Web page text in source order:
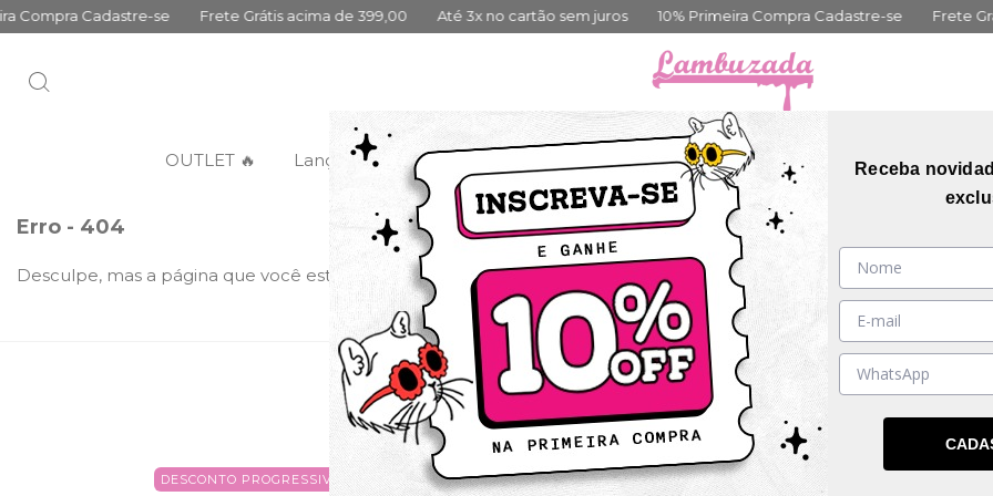
Cadastre-se Frete Grátis acima de 399,00 Até 3x no cartão sem juros 10% Primeira Compra Cadastre-se Frete Grátis
OUTLET 🔥 Lançamentos Categorias Coleções Mais Vendidos Guia de
Erro - 404
Desculpe, mas a página que você está procurando não existe.
Talvez você se interesse pelos seguintes produtos.
DESCONTO PROGRESSIVO DESCONTO PROGRESSIVO
Receba